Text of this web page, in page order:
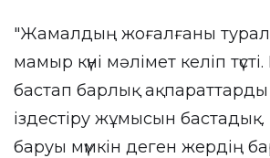
"Жамалдың жоғалғаны
мамыр күні мәлімет келіп
бастап барлық
іздестіру жұмысын
баруы мүмкін деген жердің